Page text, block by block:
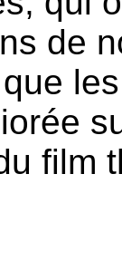
de
film